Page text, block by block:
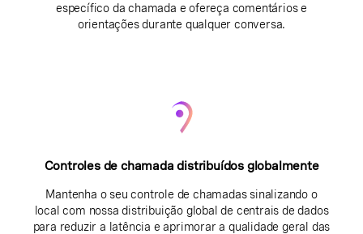
específico da chamada e ofereça comentários e
orientações durante qualquer conversa.
Controles de chamada distribuídos globalmente
Mantenha o seu controle de chamadas sinalizando o
local com nossa distribuição global de centrais de dados
para reduzir a latência e aprimorar a qualidade geral das